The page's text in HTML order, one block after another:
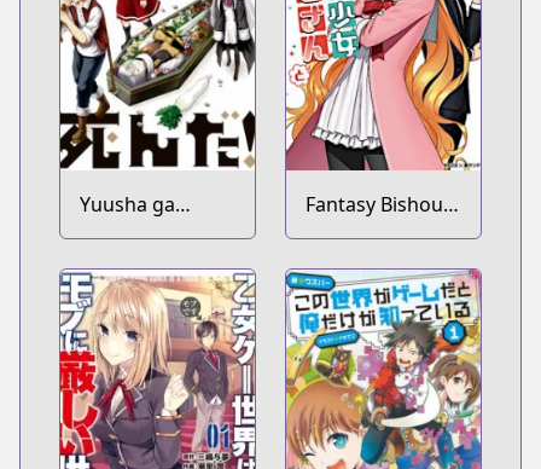
Yuusha ga
Shinda!:
Murabito no Ore
ga Hotta
Otoshiana ni
Yuusha ga
Ochita Kekka.
Fantasy Bishoujo
Juniku Ojisan to